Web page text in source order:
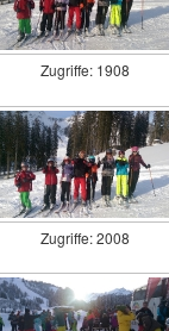
Zugriffe: 1908
Zugriffe: 2008